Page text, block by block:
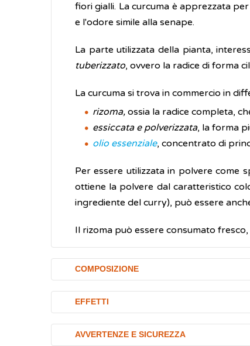
fiori gialli. La curcuma è apprezzata
e l'odore simile alla senape.
La parte utilizzata della pianta,
tuberizzato, ovvero la radice di forma
La curcuma si trova in commercio in
rizoma, ossia la radice completa,
essiccata e polverizzata, la forma
olio essenziale, concentrato di
Per essere utilizzata in polvere come
ottiene la polvere dal caratteristico
ingrediente del curry), può essere
Il rizoma può essere consumato
COMPOSIZIONE
I principali componenti della
curcumina, la demetossicurcumina e
spezia.
EFFETTI
La presenza dei polifenoli
AVVERTENZE E SICUREZZA